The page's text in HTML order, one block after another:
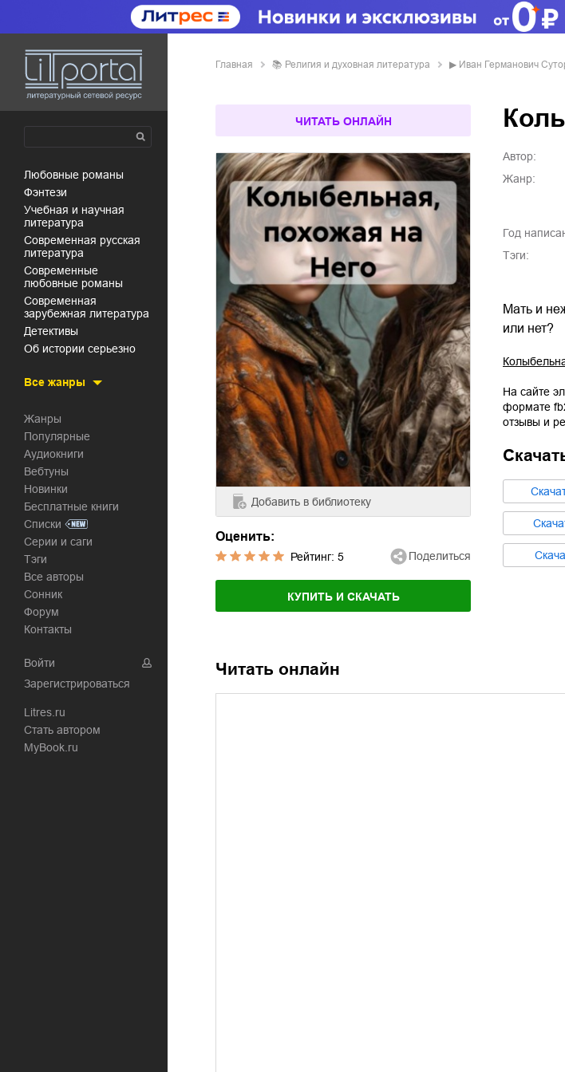
любовные романы
фэнтези
учебная и научная
литература
современная русская
литература
современные
любовные романы
современная
зарубежная литература
детективы
об истории серьезно
Все жанры
Жанры
Популярные
Аудиокниги
Вебтуны
Новинки
Бесплатные книги
Списки
Серии и саги
Тэги
Все авторы
Сонник
Форум
Контакты
Войти
Зарегистрироваться
Litres.ru
Стать автором
MyBook.ru
Главная 📚 религия и духовная литература ▶ Иван Германович
ЧИТАТЬ ОНЛАЙН
Добавить в библиотеку
Оценить:
Рейтинг: 5 Поделиться
КУПИТЬ И СКАЧАТЬ
Автор:
Жанр:
Год
Тэги:
Мать и
или нет?
На сайте
формате
отзывы и
Читать онлайн